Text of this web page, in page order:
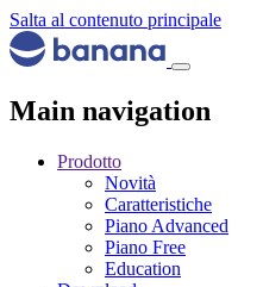
Salta al contenuto principale
Main navigation
Prodotto
Novità
Caratteristiche
Piano Advanced
Piano Free
Education